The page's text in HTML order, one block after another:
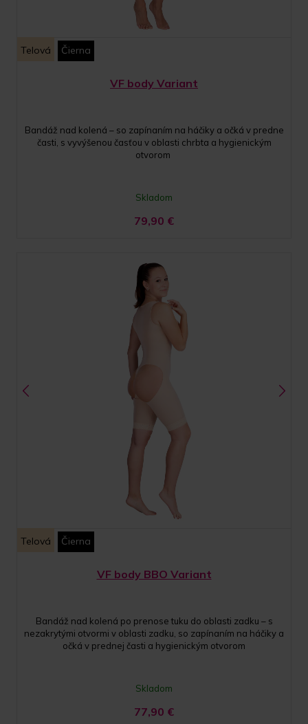
Telová Čierna
VF body Variant
Bandáž nad kolená – so zapínaním na háčiky a očká v predne
časti, s vyvýšenou časťou v oblasti chrbta a hygienickým
otvorom
Skladom
79,90 €
Telová Čierna
VF body BBO Variant
Bandáž nad kolená po prenose tuku do oblasti zadku – s
nezakrytými otvormi v oblasti zadku, so zapínaním na háčiky a
očká v prednej časti a hygienickým otvorom
Skladom
77,90 €